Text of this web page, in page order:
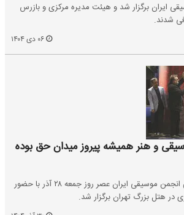
ایران برگزار شد و هیئت‌ مدیره مرکزی و بازرس
شدند.
و هنر همیشه پیروز میدان حق بوده
چهلمین سالگرد تاسیس انجمن موسیقی ایران عصر روز جمعه ۲۸ آذر با حضور
در هتل بزرگ‌ تهران برگزار شد.